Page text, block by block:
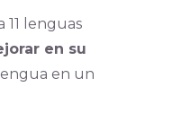
lenguas
en su
en un